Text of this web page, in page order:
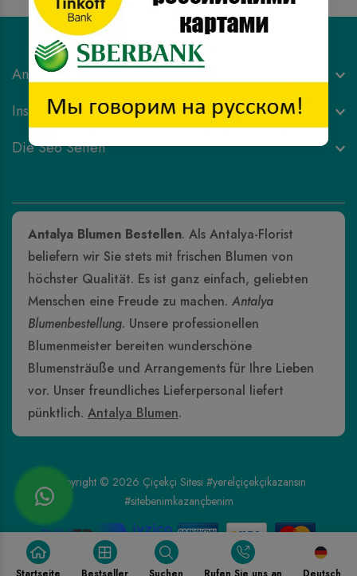
Antalya Çiçek Siparişi
Institutionell & Datenschutz
Die Seo Seiten
Antalya Blumen Bestellen. Als Antalya-Florist
beliefern wir Sie stets mit frischen Blumen von
höchster Qualität. Es ist ganz einfach, geliebten
Menschen eine Freude zu machen. Antalya
Blumenbestellung. Unsere professionellen
Blumenmeister bereiten wunderschöne
Blumensträuße und Arrangements für Ihre Lieben
vor. Unser freundliches Lieferpersonal liefert
pünktlich. Antalya Blumen.
Copyright © 2026 Çiçekçi Sitesi #yerelçiçekçikazansın
#sitebenimkazançbenim